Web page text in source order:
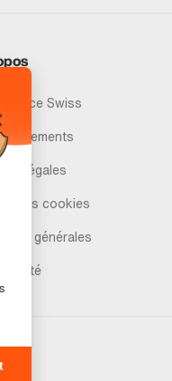
Swiss
légales
des cookies
générales